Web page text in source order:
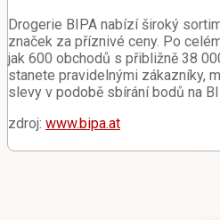
Drogerie BIPA nabízí široký
značek za příznivé ceny. Po
jak 600 obchodů s přibližně 38
stanete pravidelnými zákazníky,
slevy v podobě sbírání bodů na
zdroj: www.bipa.at